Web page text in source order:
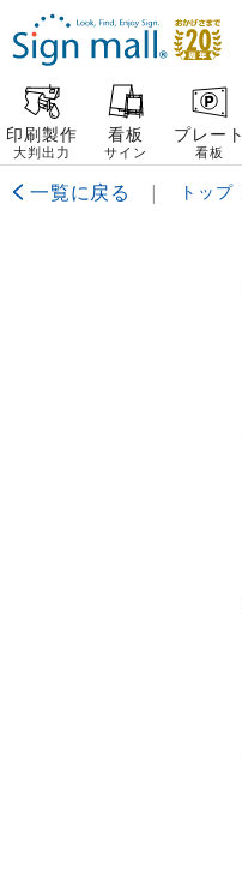
印刷製作
大判出力
看板
サイン
プレート
看板
一覧に戻る | トップ